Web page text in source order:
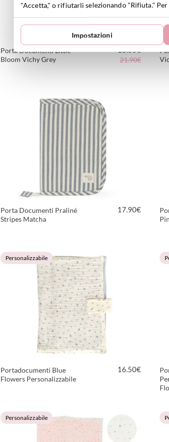
Porta Documenti Little
Bloom Vichy Grey
18.00€
21.90€
Porta Documenti Praliné
Stripes Matcha
17.90€
Personalizzabile
Portadocumenti Blue
Flowers Personalizzabile
16.50€
Personalizzabile
"Accetta," o rifiutarli selezionando "Rifiuta."
Impostazioni